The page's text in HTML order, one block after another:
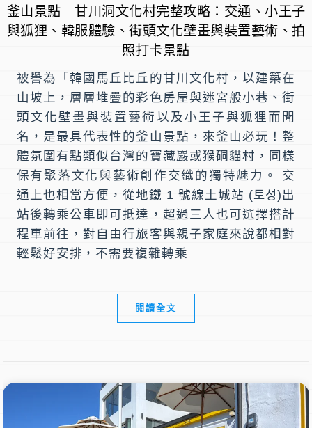
釜山景點｜甘川洞文化村完整攻略：交通、小王子
與狐狸、韓服體驗、街頭文化壁畫與裝置藝術、拍
照打卡景點
被譽為「韓國馬丘比丘的甘川文化村，以建築在
山坡上，層層堆疊的彩色房屋與迷宮般小巷、街
頭文化壁畫與裝置藝術以及小王子與狐狸而聞
名，是最具代表性的釜山景點，來釜山必玩！整
體氛圍有點類似台灣的寶藏巖或猴硐貓村，同樣
保有聚落文化與藝術創作交織的獨特魅力。 交
通上也相當方便，從地鐵 1 號線土城站 (토성)出
站後轉乘公車即可抵達，超過三人也可選擇搭計
程車前往，對自由行旅客與親子家庭來說都相對
輕鬆好安排，不需要複雜轉乘
閱讀全文